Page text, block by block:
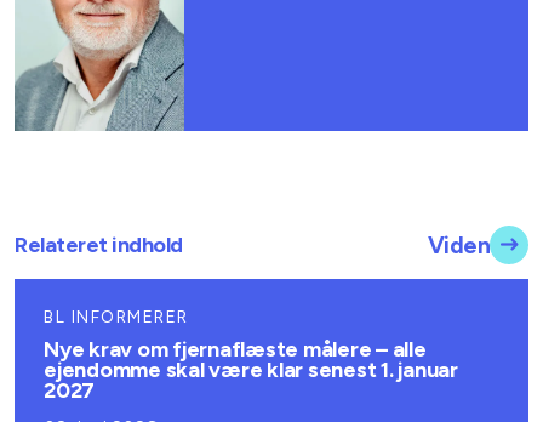
Relateret indhold Viden
BL INFORMERER
Nye krav om fjernaflæste målere – alle
ejendomme skal være klar senest 1. januar
2027